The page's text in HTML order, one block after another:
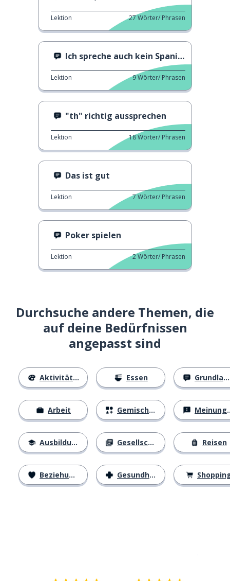
Lektion 27Wörter/ Phrasen
Ich spreche auch kein Spanisch
Lektion 9Wörter/ Phrasen
"th" richtig aussprechen
Lektion 18Wörter/ Phrasen
Das ist gut
Lektion 7Wörter/ Phrasen
Poker spielen
Lektion 2Wörter/ Phrasen
Durchsuche andere Themen, die
auf deine Bedürfnissen
angepasst sind
Aktivitäten
Arbeit
Ausbildung
Beziehungen
Essen
Gemischtes
Gesellschaft
Gesundheit
Grundlagen
Meinungen
Reisen